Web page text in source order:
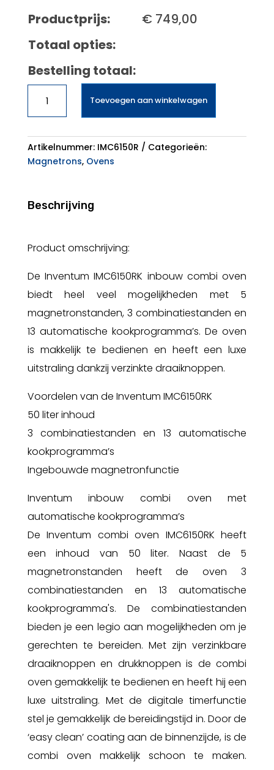
Productprijs: €749,00
Totaal opties:
Bestelling totaal:
Combi-
magnetron
IMC6150RK
aantal
Toevoegen aan winkelwagen
Artikelnummer: IMC6150R
Categorieën:
Magnetrons, Ovens
Beschrijving
Product omschrijving:
De Inventum IMC6150RK inbouw combi oven
biedt heel veel mogelijkheden met 5
magnetronstanden, 3 combinatiestanden en
13 automatische kookprogramma’s. De oven
is makkelijk te bedienen en heeft een luxe
uitstraling dankzij verzinkte draaiknoppen.
Voordelen van de Inventum IMC6150RK
50 liter inhoud
3 combinatiestanden en 13 automatische
kookprogramma’s
Ingebouwde magnetronfunctie
Inventum inbouw combi oven met
automatische kookprogramma’s
De Inventum combi oven IMC6150RK heeft
een inhoud van 50 liter. Naast de 5
magnetronstanden heeft de oven 3
combinatiestanden en 13 automatische
kookprogramma's. De combinatiestanden
bieden je een legio aan mogelijkheden om je
gerechten te bereiden. Met zijn verzinkbare
draaiknoppen en drukknoppen is de combi
oven gemakkelijk te bedienen en heeft hij een
luxe uitstraling. Met de digitale timerfunctie
stel je gemakkelijk de bereidingstijd in. Door de
‘easy clean’ coating aan de binnenzijde, is de
combi oven makkelijk schoon te maken.